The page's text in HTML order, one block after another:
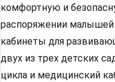
комфортную и
распоряжении малышей
кабинеты для
двух из трех детских
цикла и медицинский